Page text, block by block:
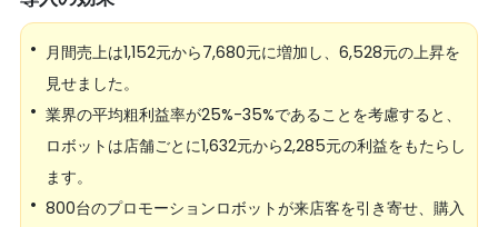
• 月間売上は1,152元から7,680元に増加し、6,528元の上昇を
見せました。
• 業界の平均粗利益率が25%-35%であることを考慮すると、
ロボットは店舗ごとに1,632元から2,285元の利益をもたらし
ます。
• 800台のプロモーションロボットが来店客を引き寄せ、購入